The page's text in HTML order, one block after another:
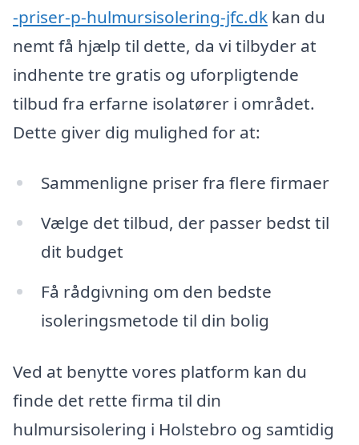
-priser-p-hulmursisolering-jfc.dk kan du
nemt få hjælp til dette, da vi tilbyder at
indhente tre gratis og uforpligtende
tilbud fra erfarne isolatører i området.
Dette giver dig mulighed for at:
Sammenligne priser fra flere firmaer
Vælge det tilbud, der passer bedst til
dit budget
Få rådgivning om den bedste
isoleringsmetode til din bolig
Ved at benytte vores platform kan du
finde det rette firma til din
hulmursisolering i Holstebro og samtidig